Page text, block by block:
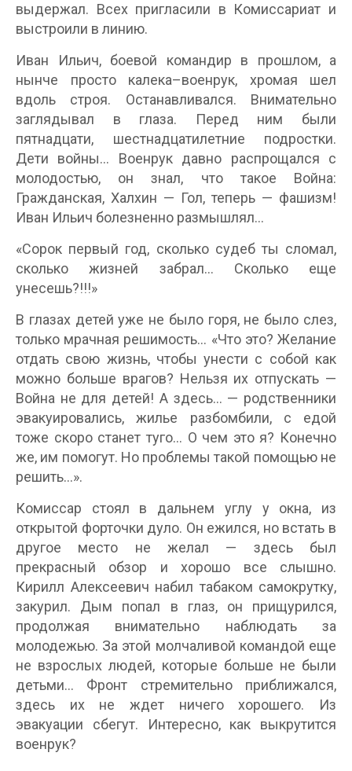
выдержал. Всех пригласили в Комиссариат и
выстроили в линию.
Иван Ильич, боевой командир в прошлом, а
нынче просто калека–военрук, хромая шел
вдоль строя. Останавливался. Внимательно
заглядывал в глаза. Перед ним были
пятнадцати, шестнадцатилетние подростки.
Дети войны… Военрук давно распрощался с
молодостью, он знал, что такое Война:
Гражданская, Халхин — Гол, теперь — фашизм!
Иван Ильич болезненно размышлял…
«Сорок первый год, сколько судеб ты сломал,
сколько жизней забрал… Сколько еще
унесешь?!!!»
В глазах детей уже не было горя, не было слез,
только мрачная решимость… «Что это? Желание
отдать свою жизнь, чтобы унести с собой как
можно больше врагов? Нельзя их отпускать —
Война не для детей! А здесь… — родственники
эвакуировались, жилье разбомбили, с едой
тоже скоро станет туго… О чем это я? Конечно
же, им помогут. Но проблемы такой помощью не
решить…».
Комиссар стоял в дальнем углу у окна, из
открытой форточки дуло. Он ежился, но встать в
другое место не желал — здесь был
прекрасный обзор и хорошо все слышно.
Кирилл Алексеевич набил табаком самокрутку,
закурил. Дым попал в глаз, он прищурился,
продолжая внимательно наблюдать за
молодежью. За этой молчаливой командой еще
не взрослых людей, которые больше не были
детьми… Фронт стремительно приближался,
здесь их не ждет ничего хорошего. Из
эвакуации сбегут. Интересно, как выкрутится
военрук?